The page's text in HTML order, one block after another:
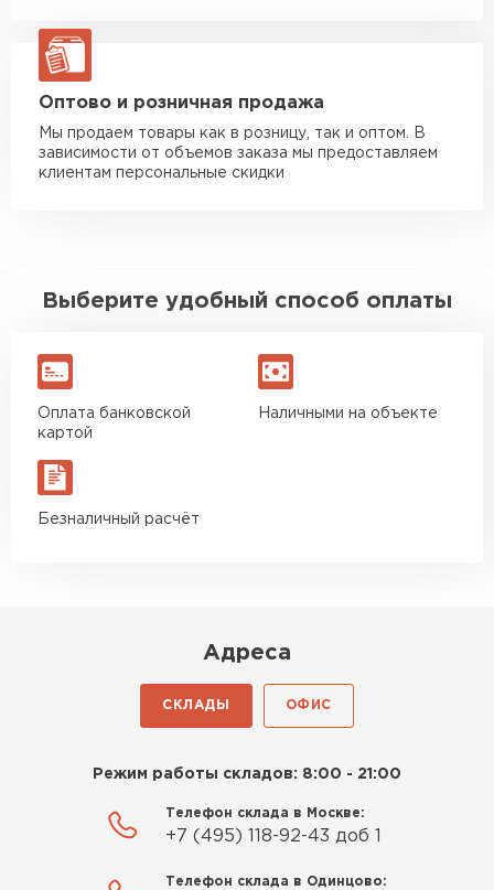
макс. длина груза 13,5 м
ЗАКАЗАТЬ С ДОСТАВКОЙ
Оптово и розничная продажа
Мы продаем товары как в розницу, так и оптом. В
зависимости от объемов заказа мы предоставляем
клиентам персональные скидки
Выберите удобный способ оплаты
Оплата банковской
картой
Наличными на объекте
Безналичный расчёт
Адреса
СКЛАДЫ ОФИС
Режим работы складов: 8:00 - 21:00
Телефон склада в Москве:
+7 (495) 118-92-43 доб 1
Телефон склада в Одинцово: